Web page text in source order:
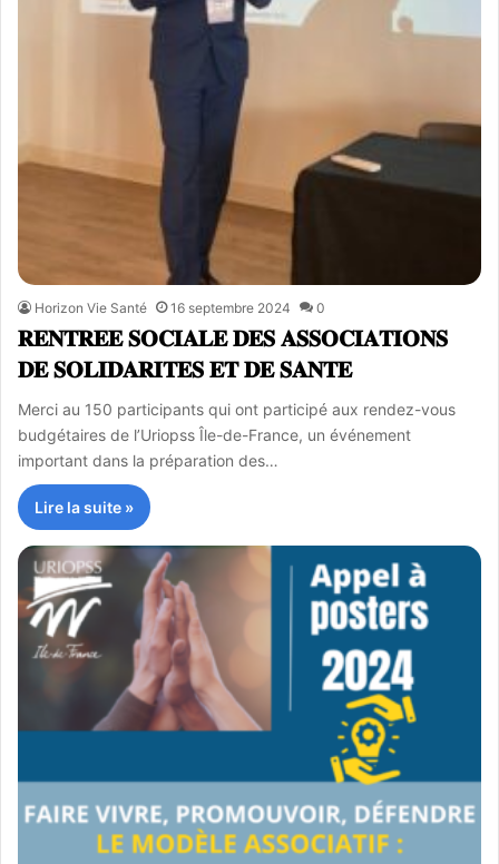
Horizon Vie Santé 16 septembre 2024 0
𝐑𝐄𝐍𝐓𝐑𝐄𝐄 𝐒𝐎𝐂𝐈𝐀𝐋𝐄 𝐃𝐄𝐒 𝐀𝐒𝐒𝐎𝐂𝐈𝐀𝐓𝐈𝐎𝐍𝐒
𝐃𝐄 𝐒𝐎𝐋𝐈𝐃𝐀𝐑𝐈𝐓𝐄𝐒 𝐄𝐓 𝐃𝐄 𝐒𝐀𝐍𝐓𝐄
Merci au 150 participants qui ont participé aux rendez-vous
budgétaires de l’Uriopss Île-de-France, un événement
important dans la préparation des…
Lire la suite »